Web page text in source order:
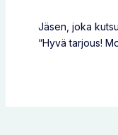
Jäsen, joka
“Hyvä tarjous!